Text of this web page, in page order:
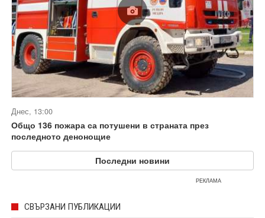
Днес, 13:00
Общо 136 пожара са потушени в страната през
последното денонощие
Последни новини
РЕКЛАМА
СВЪРЗАНИ ПУБЛИКАЦИИ